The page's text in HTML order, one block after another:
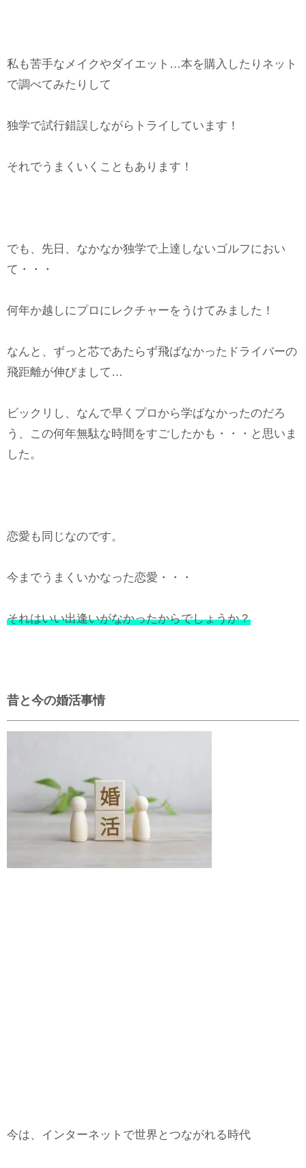
私も苦手なメイクやダイエット…本を購入したりネット
で調べてみたりして
独学で試行錯誤しながらトライしています！
それでうまくいくこともあります！
でも、先日、なかなか独学で上達しないゴルフにおい
て・・・
何年か越しにプロにレクチャーをうけてみました！
なんと、ずっと芯であたらず飛ばなかったドライバーの
飛距離が伸びまして…
ビックリし、なんで早くプロから学ばなかったのだろ
う、この何年無駄な時間をすごしたかも・・・と思いま
した。
恋愛も同じなのです。
今までうまくいかなった恋愛・・・
それはいい出逢いがなかったからでしょうか？
昔と今の婚活事情
今は、インターネットで世界とつながれる時代